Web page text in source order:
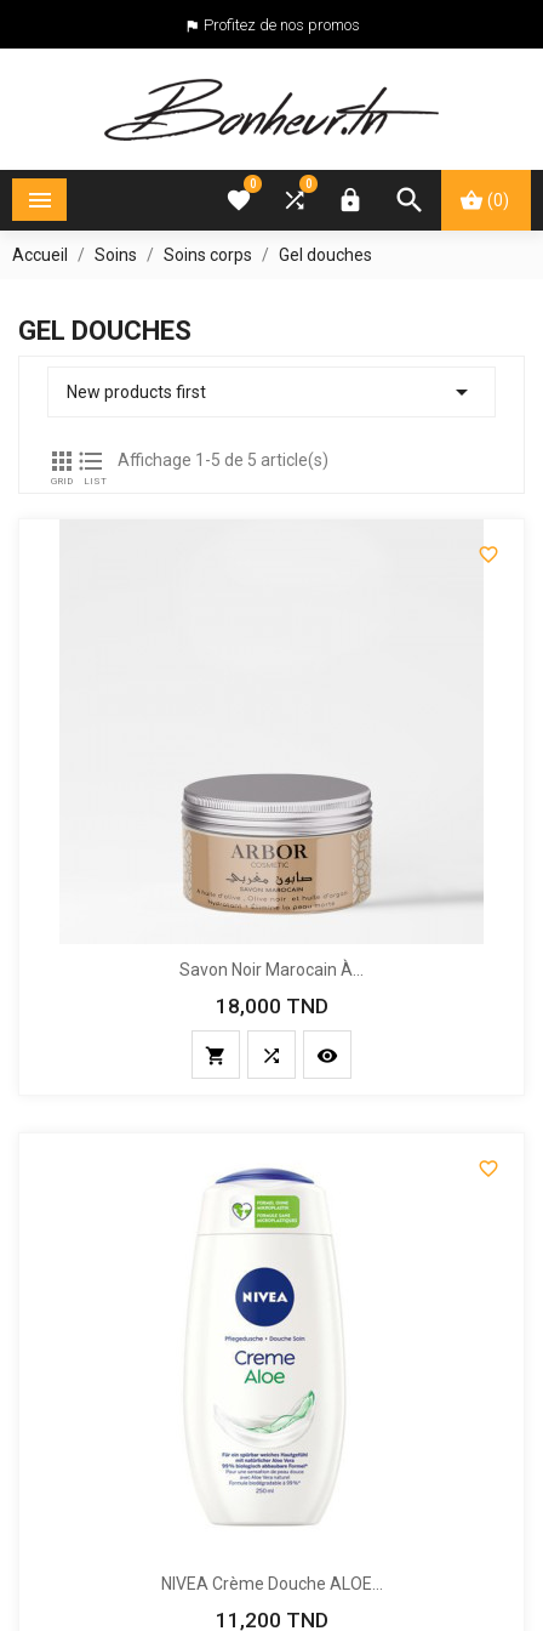
 Profitez de nos promos
 (0)


0

0
Accueil Soins Soins corps Gel douches
GEL DOUCHES
New products first 

GRID

LIST
Affichage 1-5 de 5 article(s)

Savon Noir Marocain À...
Prix
18,000 TND
  

NIVEA Crème Douche ALOE...
Prix
11,200 TND